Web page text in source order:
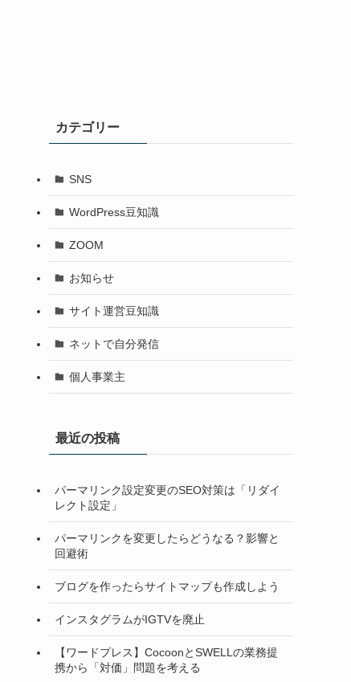
カテゴリー
SNS
WordPress豆知識
ZOOM
お知らせ
サイト運営豆知識
ネットで自分発信
個人事業主
最近の投稿
パーマリンク設定変更のSEO対策は「リダイ
レクト設定」
パーマリンクを変更したらどうなる？影響と
回避術
ブログを作ったらサイトマップも作成しよう
インスタグラムがIGTVを廃止
【ワードプレス】CocoonとSWELLの業務提
携から「対価」問題を考える